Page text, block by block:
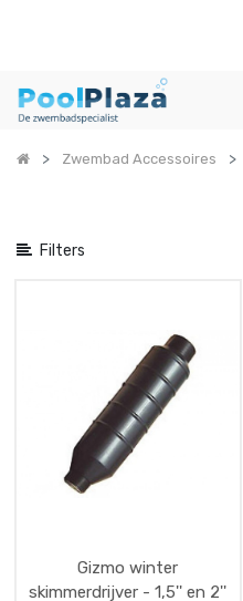
Zwembad Accessoires
Filters
Toon
Gizmo winter
skimmerdrijver - 1,5'' en 2''